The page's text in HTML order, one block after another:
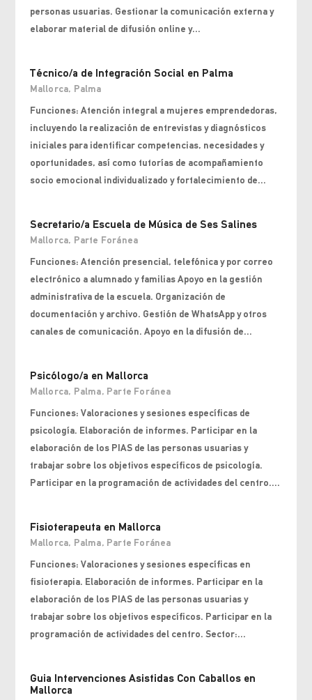
personas usuarias. Gestionar la comunicación externa y
elaborar material de difusión online y...
Técnico/a de Integración Social en Palma
Mallorca, Palma
Funciones: Atención integral a mujeres emprendedoras,
incluyendo la realización de entrevistas y diagnósticos
iniciales para identificar competencias, necesidades y
oportunidades, así como tutorías de acompañamiento
socio emocional individualizado y fortalecimiento de...
Secretario/a Escuela de Música de Ses Salines
Mallorca, Parte Foránea
Funciones: Atención presencial, telefónica y por correo
electrónico a alumnado y familias Apoyo en la gestión
administrativa de la escuela. Organización de
documentación y archivo. Gestión de WhatsApp y otros
canales de comunicación. Apoyo en la difusión de...
Psicólogo/a en Mallorca
Mallorca, Palma, Parte Foránea
Funciones: Valoraciones y sesiones específicas de
psicología. Elaboración de informes. Participar en la
elaboración de los PIAS de las personas usuarias y
trabajar sobre los objetivos específicos de psicología.
Participar en la programación de actividades del centro....
Fisioterapeuta en Mallorca
Mallorca, Palma, Parte Foránea
Funciones: Valoraciones y sesiones específicas en
fisioterapia. Elaboración de informes. Participar en la
elaboración de los PIAS de las personas usuarias y
trabajar sobre los objetivos específicos. Participar en la
programación de actividades del centro. Sector:...
Guia Intervenciones Asistidas Con Caballos en
Mallorca